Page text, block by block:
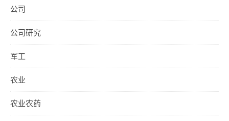
公司
公司研究
军工
农业
农业农药